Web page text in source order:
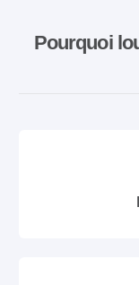
Pourquoi